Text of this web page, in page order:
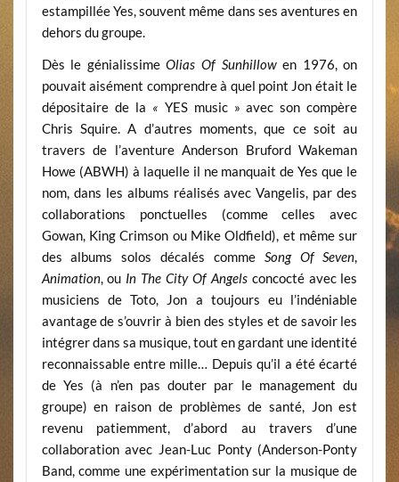
estampillée Yes, souvent même dans ses aventures en
dehors du groupe.
Dès le génialissimeOlias Of Sunhillowen 1976, on
pouvait aisément comprendre à quel point Jon était le
dépositaire de la « YES music » avec son compère
Chris Squire. A d’autres moments, que ce soit au
travers de l’aventure Anderson Bruford Wakeman
Howe (ABWH) à laquelle il ne manquait de Yes que le
nom, dans les albums réalisés avec Vangelis, par des
collaborations ponctuelles (comme celles avec
Gowan, King Crimson ou Mike Oldfield), et même sur
des albums solos décalés comme Song Of Seven,
Animation, ou In The City Of Angelsconcocté avec les
musiciens de Toto, Jon a toujours eu l’indéniable
avantage de s’ouvrir à bien des styles et de savoir les
intégrer dans sa musique, tout en gardant une identité
reconnaissable entre mille… Depuis qu’il a été écarté
de Yes (à n’en pas douter par le management du
groupe) en raison de problèmes de santé, Jon est
revenu patiemment, d’abord au travers d’une
collaboration avec Jean-Luc Ponty (Anderson-Ponty
Band, comme une expérimentation sur la musique de